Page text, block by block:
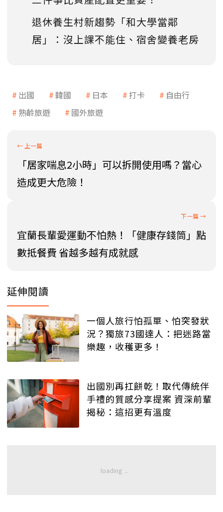
退休養生村新趨勢「和大學當鄰
居」：沒上課不能住、宿舍變養老房
出國 韓國 日本 打卡
自由行
熟齡旅遊
國外旅遊
「居家喘息2小時」可以拆開使用嗎？當心
造成更大危險！
宜蘭長輩愛運動不怕熱！「健康存錢筒」點
數抵餐費 省越多越有成就感
延伸閱讀
一個人旅行怕孤單、怕突發狀
況？獨旅73國達人：把迷路當
樂趣，收穫更多！
出國別再扛餅乾！取代傳統伴
手禮的質感分享提案 資深前輩
揭秘：這招更有溫度